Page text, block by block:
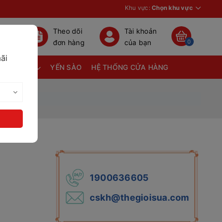
Khu vực: Chọn khu vực
Theo dõi
đơn hàng
Tài khoản
của bạn
0
YẾN SÀO HỆ THỐNG CỬA HÀNG
1900636605
cskh@thegioisua.com